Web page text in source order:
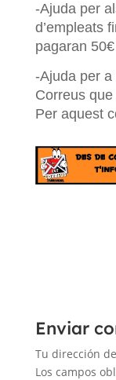
-Ajuda per
d’empleats
pagaran
-Ajuda per
Correus
Per aquest
Enviar
Tu dirección
Los campos